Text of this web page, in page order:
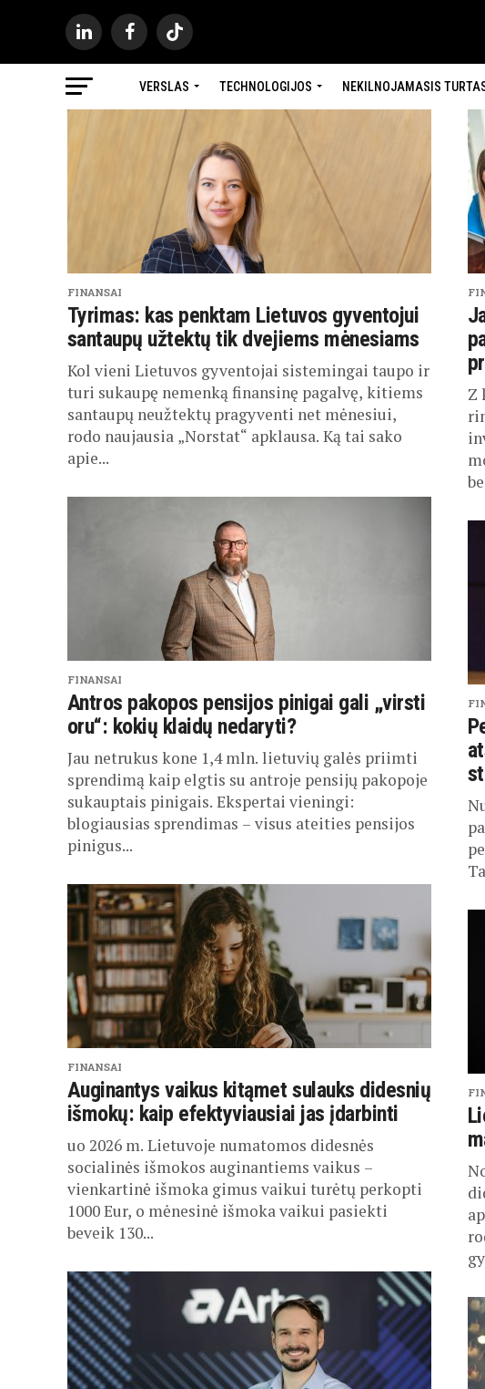
VERSLAS TECHNOLOGIJOS NEKILNOJAMASIS
FINANSAI
Tyrimas: kas penktam Lietuvos gyventojui
santaupų užtektų tik dvejiems mėnesiams
Kol vieni Lietuvos gyventojai sistemingai taupo ir
turi sukaupę nemenką finansinę pagalvę, kitiems
santaupų neužtektų pragyventi net mėnesiui,
rodo naujausia „Norstat“ apklausa. Ką tai sako
apie...
FINANSAI
Antros pakopos pensijos pinigai gali „virsti
oru“: kokių klaidų nedaryti?
Jau netrukus kone 1,4 mln. lietuvių galės priimti
sprendimą kaip elgtis su antroje pensijų pakopoje
sukauptais pinigais. Ekspertai vieningi:
blogiausias sprendimas – visus ateities pensijos
pinigus...
FINANSAI
Auginantys vaikus kitąmet sulauks didesnių
išmokų: kaip efektyviausiai jas įdarbinti
uo 2026 m. Lietuvoje numatomos didesnės
socialinės išmokos auginantiems vaikus –
vienkartinė išmoka gimus vaikui turėtų perkopti
1000 Eur, o mėnesinė išmoka vaikui pasiekti
beveik 130...
Z